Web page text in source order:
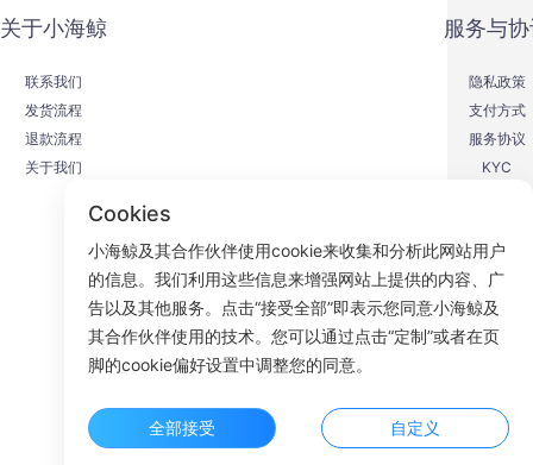
关于小海鲸
联系我们
发货流程
退款流程
关于我们
服务与
隐私政策
支付方式
服务协议
KYC
ROOM
Cookies
小海鲸及其合作伙伴使用cookie来收集和分析此网站用户
的信息。我们利用这些信息来增强网站上提供的内容、广
告以及其他服务。点击“接受全部”即表示您同意小海鲸及
其合作伙伴使用的技术。您可以通过点击“定制”或者在页
脚的cookie偏好设置中调整您的同意。
全部接受 自定义